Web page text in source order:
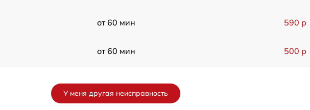
от 60 мин 590 р
от 60 мин 500 р
У меня другая неисправность